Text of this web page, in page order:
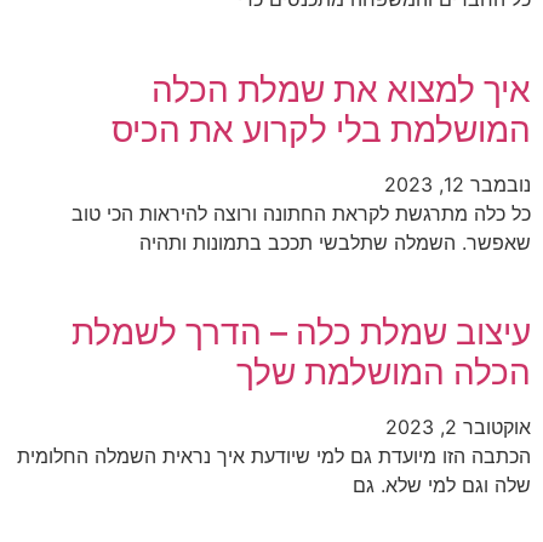
איך למצוא את שמלת הכלה
המושלמת בלי לקרוע את הכיס
נובמבר 12, 2023
כל כלה מתרגשת לקראת החתונה ורוצה להיראות הכי טוב
שאפשר. השמלה שתלבשי תככב בתמונות ותהיה
עיצוב שמלת כלה – הדרך לשמלת
הכלה המושלמת שלך
אוקטובר 2, 2023
הכתבה הזו מיועדת גם למי שיודעת איך נראית השמלה החלומית
שלה וגם למי שלא. גם